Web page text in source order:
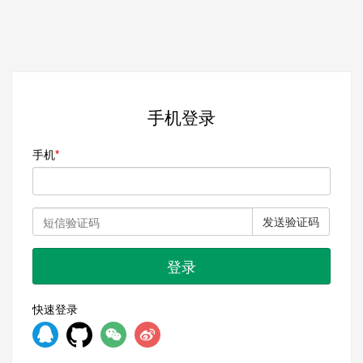
手机登录
手机
发送验证码
登录
快速登录